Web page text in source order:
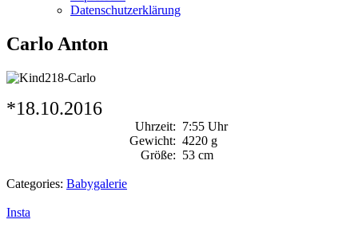
Datenschutzerklärung
Carlo Anton
*18.10.2016
Uhrzeit: 7:55 Uhr
Gewicht: 4220 g
Größe: 53 cm
Categories: Babygalerie
Insta